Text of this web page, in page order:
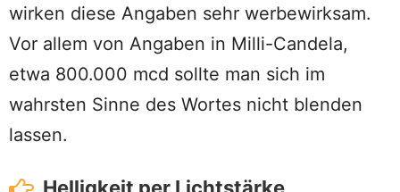
wirken diese Angaben sehr werbewirksam.
Vor allem von Angaben in Milli-Candela,
etwa 800.000 mcd sollte man sich im
wahrsten Sinne des Wortes nicht blenden
lassen.
Helligkeit per Lichtstärke